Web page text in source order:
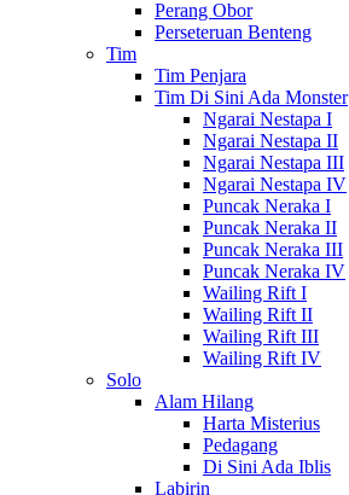
Perang Obor
Perseteruan Benteng
Tim
Tim Penjara
Tim Di Sini Ada Monster
Ngarai Nestapa I
Ngarai Nestapa II
Ngarai Nestapa III
Ngarai Nestapa IV
Puncak Neraka I
Puncak Neraka II
Puncak Neraka III
Puncak Neraka IV
Wailing Rift I
Wailing Rift II
Wailing Rift III
Wailing Rift IV
Solo
Alam Hilang
Harta Misterius
Pedagang
Di Sini Ada Iblis
Labirin